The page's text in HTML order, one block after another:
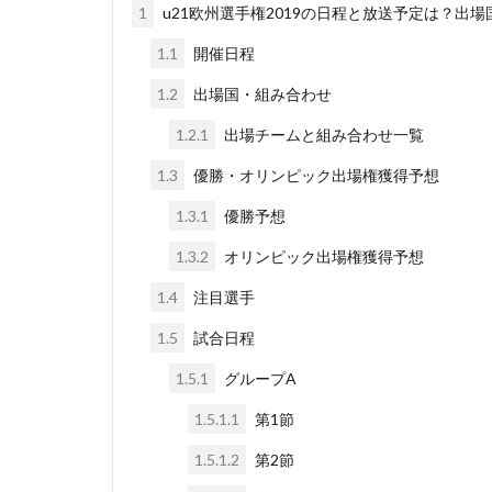
1 u21欧州選手権2019の日程と放送予定は？出場
1.1 開催日程
1.2 出場国・組み合わせ
1.2.1 出場チームと組み合わせ一覧
1.3 優勝・オリンピック出場権獲得予想
1.3.1 優勝予想
1.3.2 オリンピック出場権獲得予想
1.4 注目選手
1.5 試合日程
1.5.1 グループA
1.5.1.1 第1節
1.5.1.2 第2節